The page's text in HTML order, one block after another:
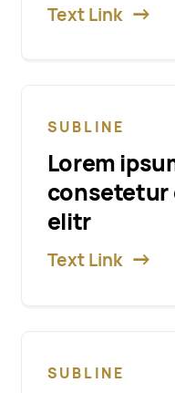
Text Link
SUBLINE
Lorem
consetetur
elitr
Text Link
SUBLINE